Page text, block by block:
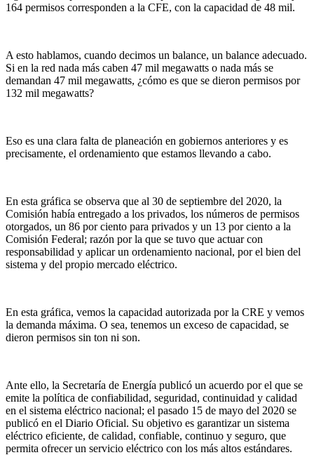
164 permisos corresponden a la CFE, con la capacidad de 48 mil.
A esto hablamos, cuando decimos un balance, un balance adecuado.
Si en la red nada más caben 47 mil megawatts o nada más se
demandan 47 mil megawatts, ¿cómo es que se dieron permisos por
132 mil megawatts?
Eso es una clara falta de planeación en gobiernos anteriores y es
precisamente, el ordenamiento que estamos llevando a cabo.
En esta gráfica se observa que al 30 de septiembre del 2020, la
Comisión había entregado a los privados, los números de permisos
otorgados, un 86 por ciento para privados y un 13 por ciento a la
Comisión Federal; razón por la que se tuvo que actuar con
responsabilidad y aplicar un ordenamiento nacional, por el bien del
sistema y del propio mercado eléctrico.
En esta gráfica, vemos la capacidad autorizada por la CRE y vemos
la demanda máxima. O sea, tenemos un exceso de capacidad, se
dieron permisos sin ton ni son.
Ante ello, la Secretaría de Energía publicó un acuerdo por el que se
emite la política de confiabilidad, seguridad, continuidad y calidad
en el sistema eléctrico nacional; el pasado 15 de mayo del 2020 se
publicó en el Diario Oficial. Su objetivo es garantizar un sistema
eléctrico eficiente, de calidad, confiable, continuo y seguro, que
permita ofrecer un servicio eléctrico con los más altos estándares.